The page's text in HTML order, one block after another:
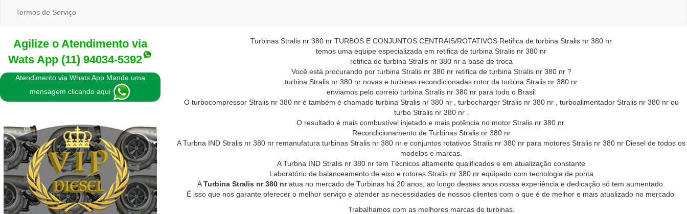
Termos de Serviço
Agilize o Atendimento via
Wats App (11) 94034-5392
Atendimento via Whats App Mande uma
mensagem clicando aqui
Turbinas Stralis nr 380 nr TURBOS E CONJUNTOS CENTRAIS/ROTATIVOS Retifica de turbina Stralis nr 380 nr
temos uma equipe especializada em retifica de turbina Stralis nr 380 nr
retifica de turbina Stralis nr 380 nr a base de troca
Você está procurando por turbina Stralis nr 380 nr retifica de turbina Stralis nr 380 nr ?
turbina Stralis nr 380 nr novas e turbinas recondicionadas rotor da turbina Stralis nr 380 nr
enviamos pelo correio turbina Stralis nr 380 nr para todo o Brasil
O turbocompressor Stralis nr 380 nr é também é chamado turbina Stralis nr 380 nr , turbocharger Stralis nr 380 nr , turboalimentador Stralis nr 380 nr ou
turbo Stralis nr 380 nr .
O resultado é mais combustível injetado e mais potência no motor Stralis nr 380 nr.
Recondicionamento de Turbinas Stralis nr 380 nr
A Turbna IND Stralis nr 380 nr remanufatura turbinas Stralis nr 380 nr e conjuntos rotativos Stralis nr 380 nr para motores Stralis nr 380 nr Diesel de todos os
modelos e marcas.
A Turbna IND Stralis nr 380 nr tem Técnicos altamente qualificados e em atualização constante
Laboratório de balanceamento de eixo e rotores Stralis nr 380 nr equipado com tecnologia de ponta
ATurbina Stralis nr 380 nratua no mercado de Turbinas há 20 anos, ao longo desses anos nossa experiência e dedicação só tem aumentado.
É isso que nos garante oferecer o melhor serviço e atender as necessidades de nossos clientes com o que é de melhor e mais atualizado no mercado.
Trabalhamos com as melhores marcas de turbinas.